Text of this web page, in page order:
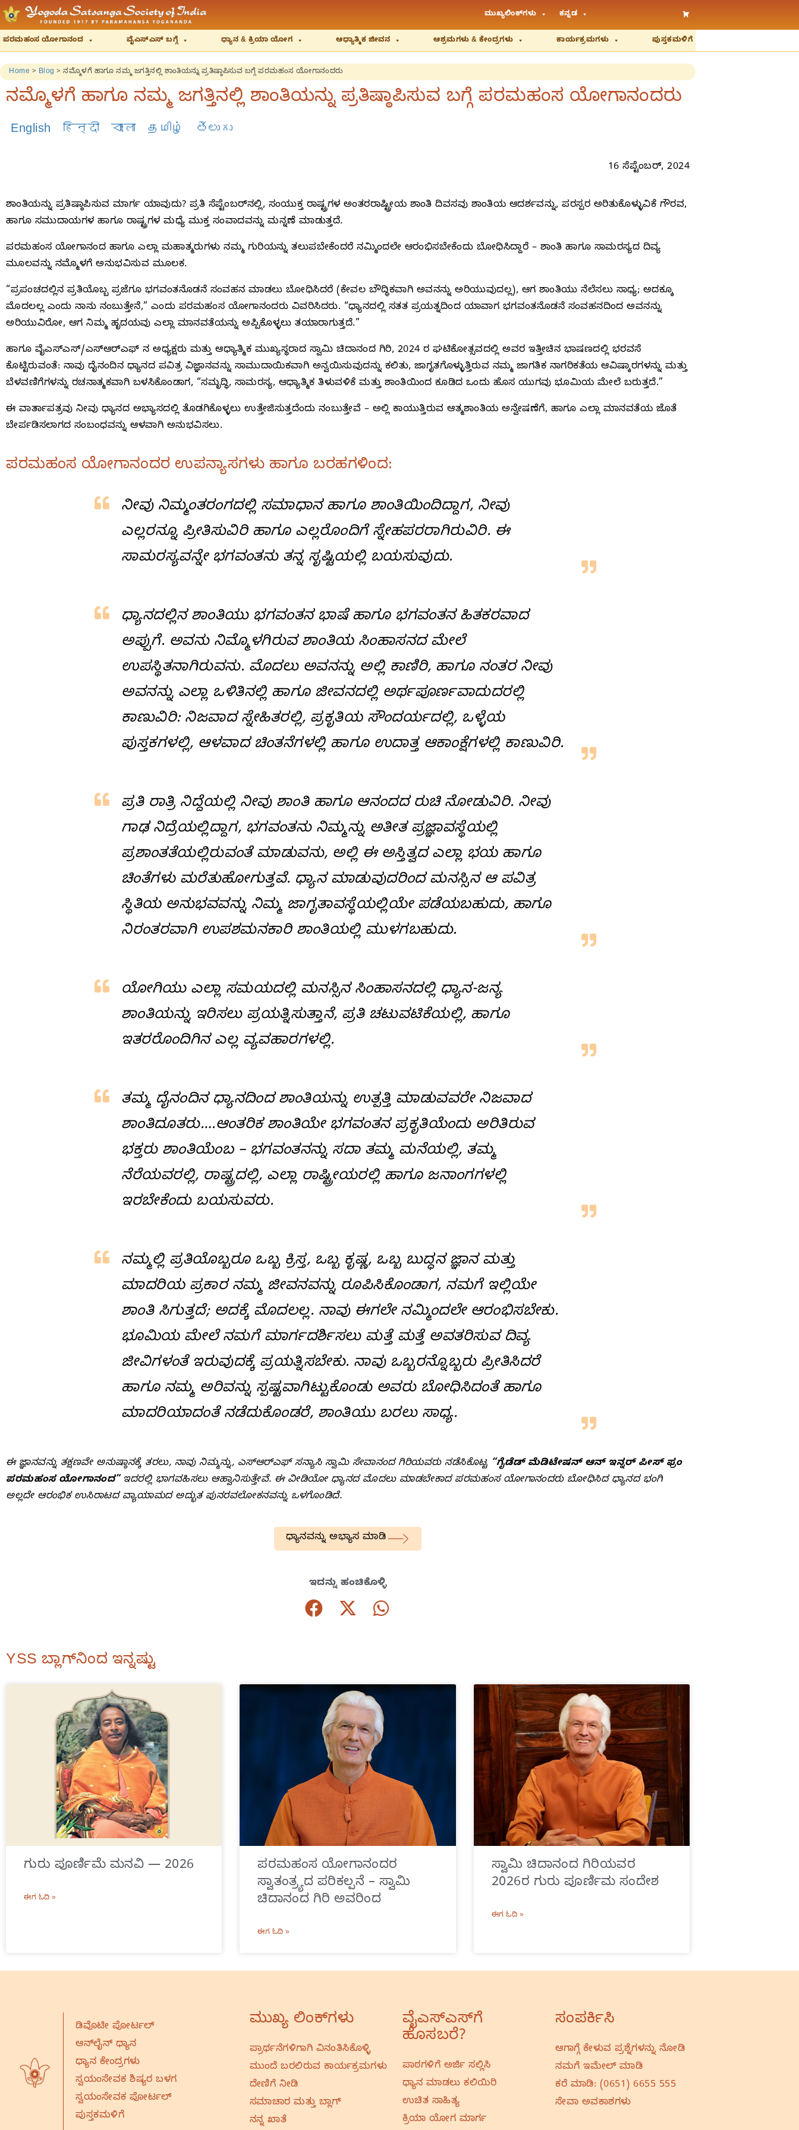
ಮುಖ್ಯಲಿಂಕ್‌ಗಳು ಕನ್ನಡ
ಪರಮಹಂಸ ಯೋಗಾನಂದ ವೈಎಸ್‌ಎಸ್‌ ಬಗ್ಗೆ ಧ್ಯಾನ & ಕ್ರಿಯಾ ಯೋಗ ಆಧ್ಯಾತ್ಮಿಕ ಜೀವನ ಆಶ್ರಮಗಳು & ಕೇಂದ್ರಗಳು ಕಾರ್ಯಕ್ರಮಗಳು ಪುಸ್ತಕಮಳಿಗೆ
Home > Blog > ನಮ್ಮೊಳಗೆ ಹಾಗೂ ನಮ್ಮ ಜಗತ್ತಿನಲ್ಲಿ ಶಾಂತಿಯನ್ನು ಪ್ರತಿಷ್ಠಾಪಿಸುವ ಬಗ್ಗೆ ಪರಮಹಂಸ ಯೋಗಾನಂದರು
ನಮ್ಮೊಳಗೆ ಹಾಗೂ ನಮ್ಮ ಜಗತ್ತಿನಲ್ಲಿ ಶಾಂತಿಯನ್ನು ಪ್ರತಿಷ್ಠಾಪಿಸುವ ಬಗ್ಗೆ ಪರಮಹಂಸ ಯೋಗಾನಂದರು
English हिन्दी বাংলা தமிழ் తెలుగు
16 ಸೆಪ್ಟೆಂಬರ್‌, 2024
ಶಾಂತಿಯನ್ನು ಪ್ರತಿಷ್ಠಾಪಿಸುವ ಮಾರ್ಗ ಯಾವುದು? ಪ್ರತಿ ಸೆಪ್ಟೆಂಬರ್‌ನಲ್ಲಿ, ಸಂಯುಕ್ತ ರಾಷ್ಟ್ರಗಳ ಅಂತರರಾಷ್ಟ್ರೀಯ ಶಾಂತಿ ದಿವಸವು ಶಾಂತಿಯ ಆದರ್ಶವನ್ನು, ಪರಸ್ಪರ ಅರಿತುಕೊಳ್ಳುವಿಕೆ ಗೌರವ,
ಹಾಗೂ ಸಮುದಾಯಗಳ ಹಾಗೂ ರಾಷ್ಟ್ರಗಳ ಮಧ್ಯೆ ಮುಕ್ತ ಸಂವಾದವನ್ನು ಮನ್ನಣೆ ಮಾಡುತ್ತದೆ.
ಪರಮಹಂಸ ಯೋಗಾನಂದ ಹಾಗೂ ಎಲ್ಲಾ ಮಹಾತ್ಮರುಗಳು ನಮ್ಮ ಗುರಿಯನ್ನು ತಲುಪಬೇಕೆಂದರೆ ನಮ್ಮಿಂದಲೇ ಆರಂಭಿಸಬೇಕೆಂದು ಬೋಧಿಸಿದ್ದಾರೆ – ಶಾಂತಿ ಹಾಗೂ ಸಾಮರಸ್ಯದ ದಿವ್ಯ
ಮೂಲವನ್ನು ನಮ್ಮೊಳಗೆ ಅನುಭವಿಸುವ ಮೂಲಕ.
“ಪ್ರಪಂಚದಲ್ಲಿನ ಪ್ರತಿಯೊಬ್ಬ ಪ್ರಜೆಗೂ ಭಗವಂತನೊಡನೆ ಸಂವಹನ ಮಾಡಲು ಬೋಧಿಸಿದರೆ (ಕೇವಲ ಬೌದ್ಧಿಕವಾಗಿ ಅವನನ್ನು ಅರಿಯುವುದಲ್ಲ), ಆಗ ಶಾಂತಿಯು ನೆಲೆಸಲು ಸಾಧ್ಯ; ಅದಕ್ಕೂ
ಮೊದಲಲ್ಲ ಎಂದು ನಾನು ನಂಬುತ್ತೇನೆ,” ಎಂದು ಪರಮಹಂಸ ಯೋಗಾನಂದರು ವಿವರಿಸಿದರು. “ಧ್ಯಾನದಲ್ಲಿ ಸತತ ಪ್ರಯತ್ನದಿಂದ ಯಾವಾಗ ಭಗವಂತನೊಡನೆ ಸಂವಹನದಿಂದ ಅವನನ್ನು
ಅರಿಯುವಿರೋ, ಆಗ ನಿಮ್ಮ ಹೃದಯವು ಎಲ್ಲಾ ಮಾನವತೆಯನ್ನು ಅಪ್ಪಿಕೊಳ್ಳಲು ತಯಾರಾಗುತ್ತದೆ.”
ಹಾಗೂ ವೈಎಸ್‌ಎಸ್‌/ಎಸ್‌ಆರ್‌ಎಫ್‌ ನ ಅಧ್ಯಕ್ಷರು ಮತ್ತು ಆಧ್ಯಾತ್ಮಿಕ ಮುಖ್ಯಸ್ಥರಾದ ಸ್ವಾಮಿ ಚಿದಾನಂದ ಗಿರಿ, 2024 ರ ಘಟಿಕೋತ್ಸವದಲ್ಲಿ ಅವರ ಇತ್ತೀಚಿನ ಭಾಷಣದಲ್ಲಿ ಭರವಸೆ
ಕೊಟ್ಟಿರುವಂತೆ: ನಾವು ದೈನಂದಿನ ಧ್ಯಾನದ ಪವಿತ್ರ ವಿಜ್ಞಾನವನ್ನು ಸಾಮುದಾಯಿಕವಾಗಿ ಅನ್ವಯಿಸುವುದನ್ನು ಕಲಿತು, ಜಾಗೃತಗೊಳ್ಳುತ್ತಿರುವ ನಮ್ಮ ಜಾಗತಿಕ ನಾಗರಿಕತೆಯ ಆವಿಷ್ಕಾರಗಳನ್ನು ಮತ್ತು
ಬೆಳವಣಿಗೆಗಳನ್ನು ರಚನಾತ್ಮಕವಾಗಿ ಬಳಸಿಕೊಂಡಾಗ, “ಸಮೃದ್ಧಿ, ಸಾಮರಸ್ಯ, ಆಧ್ಯಾತ್ಮಿಕ ತಿಳುವಳಿಕೆ ಮತ್ತು ಶಾಂತಿಯಿಂದ ಕೂಡಿದ ಒಂದು ಹೊಸ ಯುಗವು ಭೂಮಿಯ ಮೇಲೆ ಬರುತ್ತದೆ.”
ಈ ವಾರ್ತಾಪತ್ರವು ನೀವು ಧ್ಯಾನದ ಅಭ್ಯಾಸದಲ್ಲಿ ತೊಡಗಿಕೊಳ್ಳಲು ಉತ್ತೇಜಿಸುತ್ತದೆಂದು ನಂಬುತ್ತೇವೆ – ಅಲ್ಲಿ ಕಾಯುತ್ತಿರುವ ಆತ್ಮಶಾಂತಿಯ ಅನ್ವೇಷಣೆಗೆ, ಹಾಗೂ ಎಲ್ಲಾ ಮಾನವತೆಯ ಜೊತೆ
ಬೇರ್ಪಡಿಸಲಾಗದ ಸಂಬಂಧವನ್ನು ಆಳವಾಗಿ ಅನುಭವಿಸಲು.
ಪರಮಹಂಸ ಯೋಗಾನಂದರ ಉಪನ್ಯಾಸಗಳು ಹಾಗೂ ಬರಹಗಳಿಂದ:
ನೀವು ನಿಮ್ಮಂತರಂಗದಲ್ಲಿ ಸಮಾಧಾನ ಹಾಗೂ ಶಾಂತಿಯಿಂದಿದ್ದಾಗ, ನೀವು
ಎಲ್ಲರನ್ನೂ ಪ್ರೀತಿಸುವಿರಿ ಹಾಗೂ ಎಲ್ಲರೊಂದಿಗೆ ಸ್ನೇಹಪರರಾಗಿರುವಿರಿ. ಈ
ಸಾಮರಸ್ಯವನ್ನೇ ಭಗವಂತನು ತನ್ನ ಸೃಷ್ಟಿಯಲ್ಲಿ ಬಯಸುವುದು.
ಧ್ಯಾನದಲ್ಲಿನ ಶಾಂತಿಯು ಭಗವಂತನ ಭಾಷೆ ಹಾಗೂ ಭಗವಂತನ ಹಿತಕರವಾದ
ಅಪ್ಪುಗೆ. ಅವನು ನಿಮ್ಮೊಳಗಿರುವ ಶಾಂತಿಯ ಸಿಂಹಾಸನದ ಮೇಲೆ
ಉಪಸ್ಥಿತನಾಗಿರುವನು. ಮೊದಲು ಅವನನ್ನು ಅಲ್ಲಿ ಕಾಣಿರಿ, ಹಾಗೂ ನಂತರ ನೀವು
ಅವನನ್ನು ಎಲ್ಲಾ ಒಳಿತಿನಲ್ಲಿ ಹಾಗೂ ಜೀವನದಲ್ಲಿ ಅರ್ಥಪೂರ್ಣವಾದುದರಲ್ಲಿ
ಕಾಣುವಿರಿ: ನಿಜವಾದ ಸ್ನೇಹಿತರಲ್ಲಿ, ಪ್ರಕೃತಿಯ ಸೌಂದರ್ಯದಲ್ಲಿ, ಒಳ್ಳೆಯ
ಪುಸ್ತಕಗಳಲ್ಲಿ, ಆಳವಾದ ಚಿಂತನೆಗಳಲ್ಲಿ ಹಾಗೂ ಉದಾತ್ತ ಆಕಾಂಕ್ಷೆಗಳಲ್ಲಿ ಕಾಣುವಿರಿ.
ಪ್ರತಿ ರಾತ್ರಿ ನಿದ್ದೆಯಲ್ಲಿ ನೀವು ಶಾಂತಿ ಹಾಗೂ ಆನಂದದ ರುಚಿ ನೋಡುವಿರಿ. ನೀವು
ಗಾಢ ನಿದ್ರೆಯಲ್ಲಿದ್ದಾಗ, ಭಗವಂತನು ನಿಮ್ಮನ್ನು ಅತೀತ ಪ್ರಜ್ಞಾವಸ್ಥೆಯಲ್ಲಿ
ಪ್ರಶಾಂತತೆಯಲ್ಲಿರುವಂತೆ ಮಾಡುವನು, ಅಲ್ಲಿ ಈ ಅಸ್ತಿತ್ವದ ಎಲ್ಲಾ ಭಯ ಹಾಗೂ
ಚಿಂತೆಗಳು ಮರೆತುಹೋಗುತ್ತವೆ. ಧ್ಯಾನ ಮಾಡುವುದರಿಂದ ಮನಸ್ಸಿನ ಆ ಪವಿತ್ರ
ಸ್ಥಿತಿಯ ಅನುಭವವನ್ನು ನಿಮ್ಮ ಜಾಗೃತಾವಸ್ಥೆಯಲ್ಲಿಯೇ ಪಡೆಯಬಹುದು, ಹಾಗೂ
ನಿರಂತರವಾಗಿ ಉಪಶಮನಕಾರಿ ಶಾಂತಿಯಲ್ಲಿ ಮುಳಗಬಹುದು.
ಯೋಗಿಯು ಎಲ್ಲಾ ಸಮಯದಲ್ಲಿ ಮನಸ್ಸಿನ ಸಿಂಹಾಸನದಲ್ಲಿ ಧ್ಯಾನ-ಜನ್ಯ
ಶಾಂತಿಯನ್ನು ಇರಿಸಲು ಪ್ರಯತ್ನಿಸುತ್ತಾನೆ, ಪ್ರತಿ ಚಟುವಟಿಕೆಯಲ್ಲಿ, ಹಾಗೂ
ಇತರರೊಂದಿಗಿನ ಎಲ್ಲ ವ್ಯವಹಾರಗಳಲ್ಲಿ.
ತಮ್ಮ ದೈನಂದಿನ ಧ್ಯಾನದಿಂದ ಶಾಂತಿಯನ್ನು ಉತ್ಪತ್ತಿ ಮಾಡುವವರೇ ನಿಜವಾದ
ಶಾಂತಿದೂತರು….ಆಂತರಿಕ ಶಾಂತಿಯೇ ಭಗವಂತನ ಪ್ರಕೃತಿಯೆಂದು ಅರಿತಿರುವ
ಭಕ್ತರು ಶಾಂತಿಯೆಂಬ – ಭಗವಂತನನ್ನು ಸದಾ ತಮ್ಮ ಮನೆಯಲ್ಲಿ, ತಮ್ಮ
ನೆರೆಯವರಲ್ಲಿ, ರಾಷ್ಟ್ರದಲ್ಲಿ, ಎಲ್ಲಾ ರಾಷ್ಟ್ರೀಯರಲ್ಲಿ ಹಾಗೂ ಜನಾಂಗಗಳಲ್ಲಿ
ಇರಬೇಕೆಂದು ಬಯಸುವರು.
ನಮ್ಮಲ್ಲಿ ಪ್ರತಿಯೊಬ್ಬರೂ ಒಬ್ಬ ಕ್ರಿಸ್ತ, ಒಬ್ಬ ಕೃಷ್ಣ, ಒಬ್ಬ ಬುದ್ಧನ ಜ್ಞಾನ ಮತ್ತು
ಮಾದರಿಯ ಪ್ರಕಾರ ನಮ್ಮ ಜೀವನವನ್ನು ರೂಪಿಸಿಕೊಂಡಾಗ, ನಮಗೆ ಇಲ್ಲಿಯೇ
ಶಾಂತಿ ಸಿಗುತ್ತದೆ; ಅದಕ್ಕೆ ಮೊದಲಲ್ಲ. ನಾವು ಈಗಲೇ ನಮ್ಮಿಂದಲೇ ಆರಂಭಿಸಬೇಕು.
ಭೂಮಿಯ ಮೇಲೆ ನಮಗೆ ಮಾರ್ಗದರ್ಶಿಸಲು ಮತ್ತೆ ಮತ್ತೆ ಅವತರಿಸುವ ದಿವ್ಯ
ಜೀವಿಗಳಂತೆ ಇರುವುದಕ್ಕೆ ಪ್ರಯತ್ನಿಸಬೇಕು. ನಾವು ಒಬ್ಬರನ್ನೊಬ್ಬರು ಪ್ರೀತಿಸಿದರೆ
ಹಾಗೂ ನಮ್ಮ ಅರಿವನ್ನು ಸ್ಪಷ್ಟವಾಗಿಟ್ಟುಕೊಂಡು ಅವರು ಬೋಧಿಸಿದಂತೆ ಹಾಗೂ
ಮಾದರಿಯಾದಂತೆ ನಡೆದುಕೊಂಡರೆ, ಶಾಂತಿಯು ಬರಲು ಸಾಧ್ಯ.
ಈ ಜ್ಞಾನವನ್ನು ತಕ್ಷಣವೇ ಅನುಷ್ಠಾನಕ್ಕೆ ತರಲು, ನಾವು ನಿಮ್ಮನ್ನು, ಎಸ್‌ಆರ್‌ಎಫ್‌ ಸನ್ಯಾಸಿ ಸ್ವಾಮಿ ಸೇವಾನಂದ ಗಿರಿಯವರು ನಡೆಸಿಕೊಟ್ಟ “ಗೈಡೆಡ್‌ ಮೆಡಿಟೇಷನ್‌ ಆನ್‌ ಇನ್ನರ್‌ ಪೀಸ್‌ ಫ್ರಂ
ಪರಮಹಂಸ ಯೋಗಾನಂದ”ಇದರಲ್ಲಿ ಭಾಗವಹಿಸಲು ಆಹ್ವಾನಿಸುತ್ತೇವೆ. ಈ ವೀಡಿಯೋ ಧ್ಯಾನದ ಮೊದಲು ಮಾಡಬೇಕಾದ ಪರಮಹಂಸ ಯೋಗಾನಂದರು ಬೋಧಿಸಿದ ಧ್ಯಾನದ ಭಂಗಿ
ಅಲ್ಲದೇ ಆರಂಭಿಕ ಉಸಿರಾಟದ ವ್ಯಾಯಾಮದ ಅದ್ಭುತ ಪುನರವಲೋಕನವನ್ನು ಒಳಗೊಂಡಿದೆ.
ಧ್ಯಾನವನ್ನು ಅಭ್ಯಾಸ ಮಾಡಿ
ಇದನ್ನು ಹಂಚಿಕೊಳ್ಳಿ
YSS ಬ್ಲಾಗ್‌ನಿಂದ ಇನ್ನಷ್ಟು
ಗುರು ಪೂರ್ಣಿಮೆ ಮನವಿ — 2026
ಈಗ ಓದಿ »
ಪರಮಹಂಸ ಯೋಗಾನಂದರ
ಸ್ವಾತಂತ್ರ್ಯದ ಪರಿಕಲ್ಪನೆ – ಸ್ವಾಮಿ
ಚಿದಾನಂದ ಗಿರಿ ಅವರಿಂದ
ಈಗ ಓದಿ »
ಸ್ವಾಮಿ ಚಿದಾನಂದ ಗಿರಿಯವರ
2026ರ ಗುರು ಪೂರ್ಣಿಮ ಸಂದೇಶ
ಈಗ ಓದಿ »
ಡಿವೊಟೀ ಪೋರ್ಟಲ್
ಆನ್‌ಲೈನ್‌ ಧ್ಯಾನ
ಧ್ಯಾನ ಕೇಂದ್ರಗಳು
ಸ್ವಯಂಸೇವಕ ಶಿಷ್ಯರ ಬಳಗ
ಸ್ವಯಂಸೇವಕ ಪೋರ್ಟಲ್
ಪುಸ್ತಕಮಳಿಗೆ
ಮುಖ್ಯ ಲಿಂಕ್‌ಗಳು
ಪ್ರಾರ್ಥನೆಗಳಿಗಾಗಿ ವಿನಂತಿಸಿಕೊಳ್ಳಿ
ಮುಂದೆ ಬರಲಿರುವ ಕಾರ್ಯಕ್ರಮಗಳು
ದೇಣಿಗೆ ನೀಡಿ
ಸಮಾಚಾರ ಮತ್ತು ಬ್ಲಾಗ್
ನನ್ನ ಖಾತೆ
ವೈಎಸ್‌ಎಸ್‌ಗೆ
ಹೊಸಬರೆ?
ಪಾಠಗಳಿಗೆ ಅರ್ಜಿ ಸಲ್ಲಿಸಿ
ಧ್ಯಾನ ಮಾಡಲು ಕಲಿಯಿರಿ
ಉಚಿತ ಸಾಹಿತ್ಯ
ಕ್ರಿಯಾ ಯೋಗ ಮಾರ್ಗ
ಸಂಪರ್ಕಿಸಿ
ಆಗಾಗ್ಗೆ ಕೇಳುವ ಪ್ರಶ್ನೆಗಳನ್ನು ನೋಡಿ
ನಮಗೆ ಇಮೇಲ್‌ ಮಾಡಿ
ಕರೆ ಮಾಡಿ: (0651) 6655 555
ಸೇವಾ ಅವಕಾಶಗಳು